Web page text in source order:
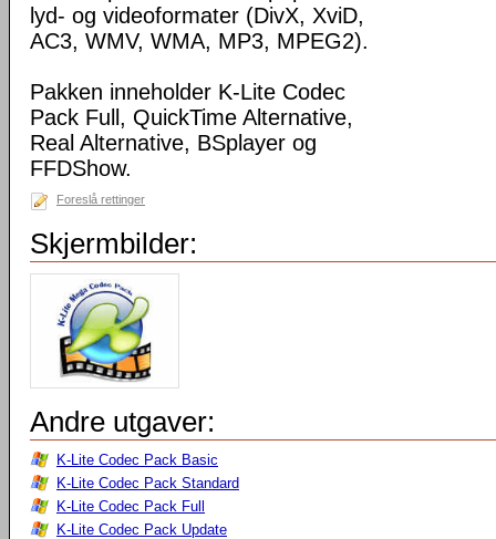
lyd- og videoformater (DivX, XviD,
AC3, WMV, WMA, MP3, MPEG2).
Pakken inneholder K-Lite Codec
Pack Full, QuickTime Alternative,
Real Alternative, BSplayer og
FFDShow.
Foreslå rettinger
Skjermbilder:
Andre utgaver:
K-Lite Codec Pack Basic
K-Lite Codec Pack Standard
K-Lite Codec Pack Full
K-Lite Codec Pack Update